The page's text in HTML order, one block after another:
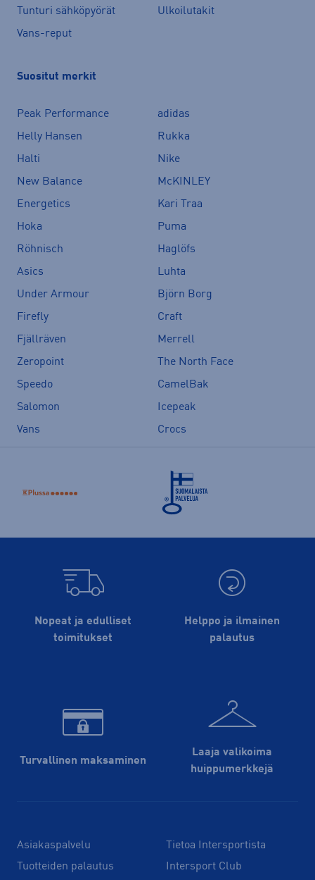
Tunturi sähköpyörät
Ulkoilutakit
Vans-reput
Suositut merkit
Peak Performance
adidas
Helly Hansen
Rukka
Halti
Nike
New Balance
McKINLEY
Energetics
Kari Traa
Hoka
Puma
Röhnisch
Haglöfs
Asics
Luhta
Under Armour
Björn Borg
Firefly
Craft
Fjällräven
Merrell
Zeropoint
The North Face
Speedo
CamelBak
Salomon
Icepeak
Vans
Crocs
Nopeat ja edulliset
toimitukset
Helppo ja ilmainen
palautus
Turvallinen maksaminen
Laaja valikoima
huippu­merkkejä
Asiakaspalvelu
Tuotteiden palautus
Tietoa Intersportista
Intersport Club